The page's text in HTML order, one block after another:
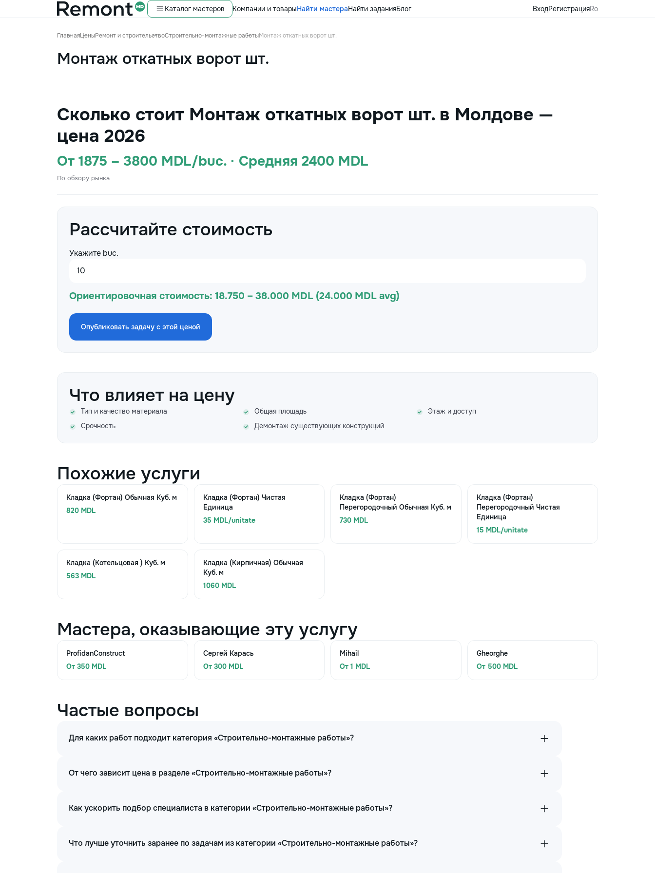
Каталог мастеров Компании и товарыНайти мастераНайти заданияБлог ВходРегистрацияRo
ГлавнаяЦеныРемонт и строительствоСтроительно-монтажные работыМонтаж откатных ворот шт.
Монтаж откатных ворот шт.
Сколько стоит Монтаж откатных ворот шт. в Молдове —
цена 2026
От 1875 – 3800 MDL/buc. · Средняя 2400 MDL
По обзору рынка
Рассчитайте стоимость
Укажите buc.
Ориентировочная стоимость: 18.750 – 38.000 MDL (24.000 MDL avg)
Опубликовать задачу с этой ценой
Что влияет на цену
Тип и качество материала Общая площадь
Этаж и доступ
Срочность
Демонтаж существующих конструкций
Похожие услуги
Кладка (Фортан) Обычная Куб. м
820 MDL
Кладка (Фортан) Чистая
Единица
35 MDL/unitate
Кладка (Фортан)
Перегородочный Обычная Куб. м
730 MDL
Кладка (Фортан)
Перегородочный Чистая
Единица
15 MDL/unitate
Кладка (Котельцовая ) Куб. м
563 MDL
Кладка (Кирпичная) Обычная
Куб. м
1060 MDL
Мастера, оказывающие эту услугу
ProfidanConstruct
От 350 MDL
Сергей Карась
От 300 MDL
Mihail
От 1 MDL
Gheorghe
От 500 MDL
Частые вопросы
Для каких работ подходит категория «Строительно-монтажные работы»?
От чего зависит цена в разделе «Строительно-монтажные работы»?
Как ускорить подбор специалиста в категории «Строительно-монтажные работы»?
Что лучше уточнить заранее по задачам из категории «Строительно-монтажные работы»?